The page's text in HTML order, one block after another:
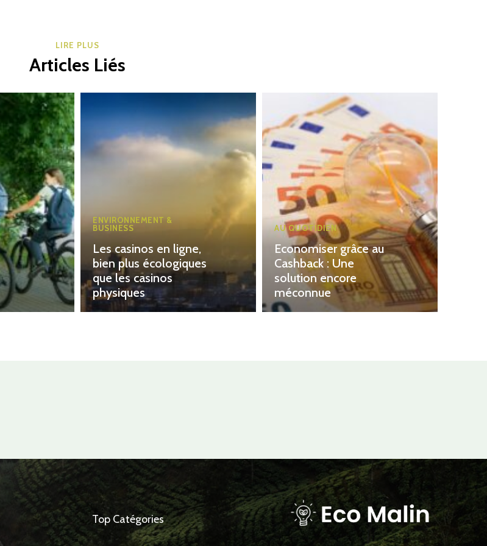
LIRE PLUS
Articles Liés
ENVIRONNEMENT &
BUSINESS
Les casinos en ligne,
bien plus écologiques
que les casinos
physiques
AU QUOTIDIEN
Economiser grâce au
Cashback : Une
solution encore
méconnue
Top Catégories